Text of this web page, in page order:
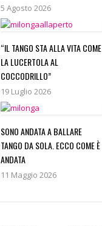
5 Agosto 2026
“IL TANGO STA ALLA VITA COME
LA LUCERTOLA AL
COCCODRILLO”
19 Luglio 2026
SONO ANDATA A BALLARE
TANGO DA SOLA. ECCO COME È
ANDATA
11 Maggio 2026